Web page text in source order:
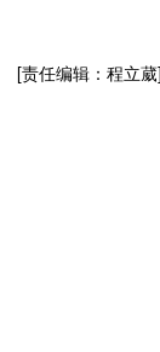
[责任编辑：程立葳]